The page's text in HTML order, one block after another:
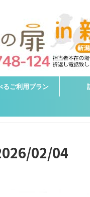
るご利用プラン
02/04